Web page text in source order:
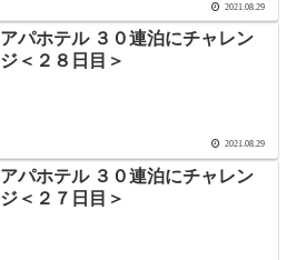
2021.08.29
アパホテル ３０連泊にチャレン
ジ＜２８日目＞
2021.08.29
アパホテル ３０連泊にチャレン
ジ＜２７日目＞